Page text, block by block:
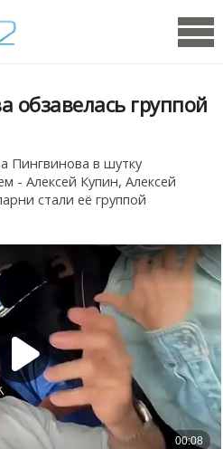
обзавелась группой
Пингвинова в шутку
- Алексей Купин, Алексей
стали её группой